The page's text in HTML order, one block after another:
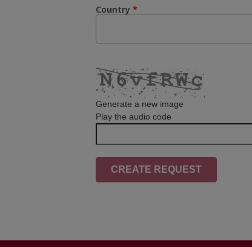
Country
Generate a new image
Play the audio code